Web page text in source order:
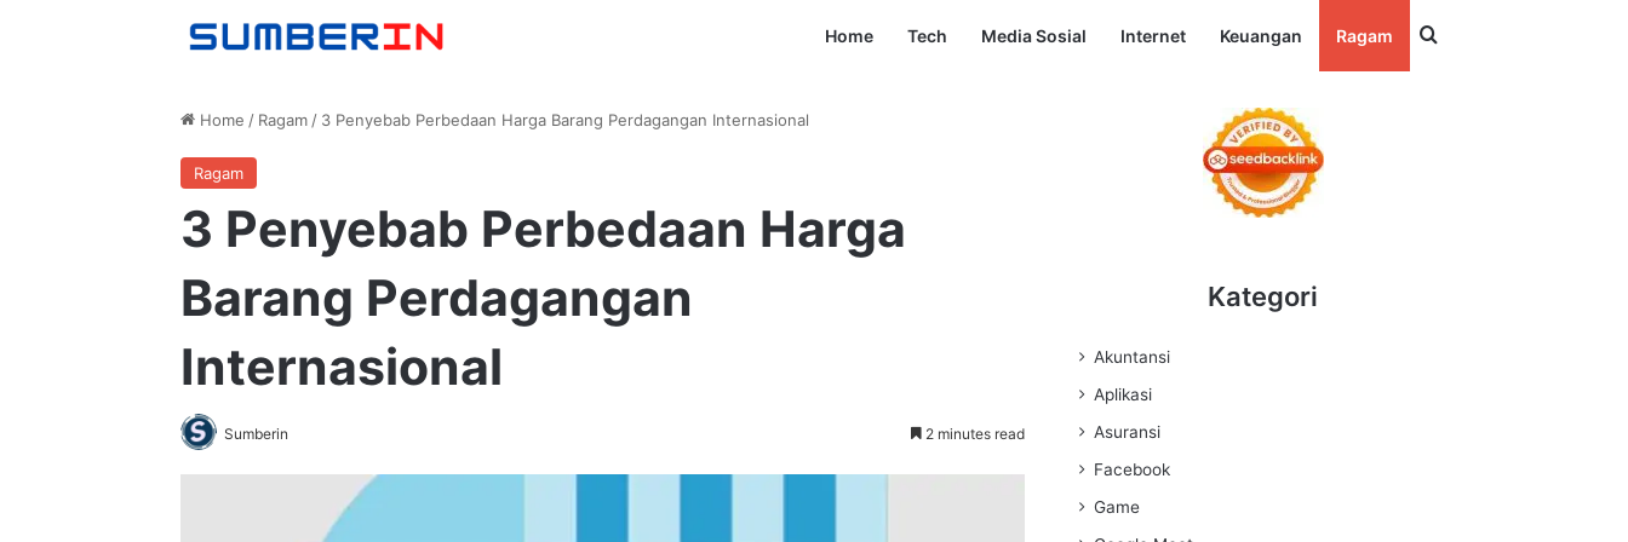
Home Tech Media Sosial Internet Keuangan Ragam Search for
Home / Ragam / 3 Penyebab Perbedaan Harga Barang Perdagangan Internasional
Ragam
3 Penyebab Perbedaan Harga
Barang Perdagangan
Internasional
Sumberin 2 minutes read
Kategori
Akuntansi
Aplikasi
Asuransi
Facebook
Game